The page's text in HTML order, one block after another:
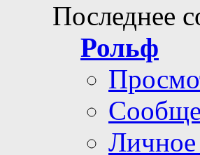
Последнее
Рольф